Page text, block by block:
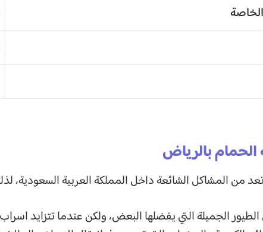
بالرياض
من المشاكل الشائعة داخل المملكة العربية
الجميلة التي يفضلها البعض، ولكن عندما تتزايد اسراب